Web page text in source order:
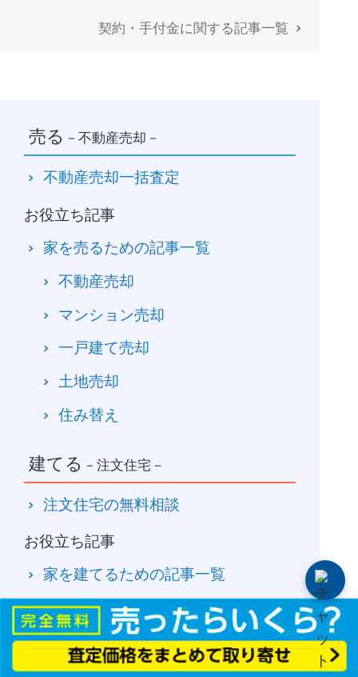
契約・手付金に関する記事一覧
売る －不動産売却－
不動産売却一括査定
お役立ち記事
家を売るための記事一覧
不動産売却
マンション売却
一戸建て売却
土地売却
住み替え
建てる －注文住宅－
注文住宅の無料相談
お役立ち記事
家を建てるための記事一覧
注文住宅
間取り・デザイン